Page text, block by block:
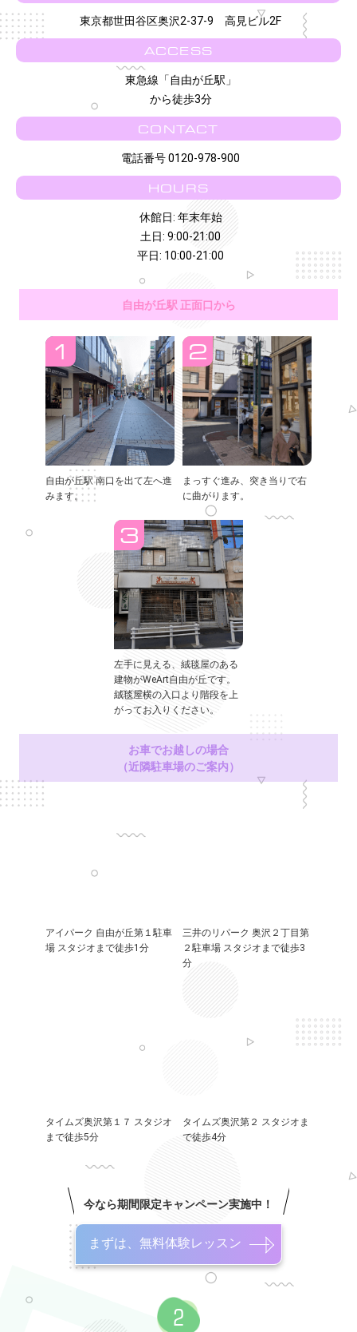
東京都世田谷区奥沢2-37-9 高見ビル2F
ACCESS
東急線「自由が丘駅」
から徒歩3分
CONTACT
電話番号 0120-978-900
HOURS
休館日: 年末年始
土日: 9:00-21:00
平日: 10:00-21:00
自由が丘駅 正面口から
自由が丘駅 南口を出て左へ進
みます。
まっすぐ進み、突き当りで右
に曲がります。
左手に見える、絨毯屋のある
建物がWeArt自由が丘です。
絨毯屋横の入口より階段を上
がってお入りください。
お車でお越しの場合
（近隣駐車場のご案内）
アイパーク 自由が丘第１駐車
場 スタジオまで徒歩1分
三井のリパーク 奥沢２丁目第
２駐車場 スタジオまで徒歩3
分
タイムズ奥沢第１７ スタジオ
まで徒歩5分
タイムズ奥沢第２ スタジオま
で徒歩4分
今なら期間限定キャンペーン実施中！
まずは、無料体験レッスン